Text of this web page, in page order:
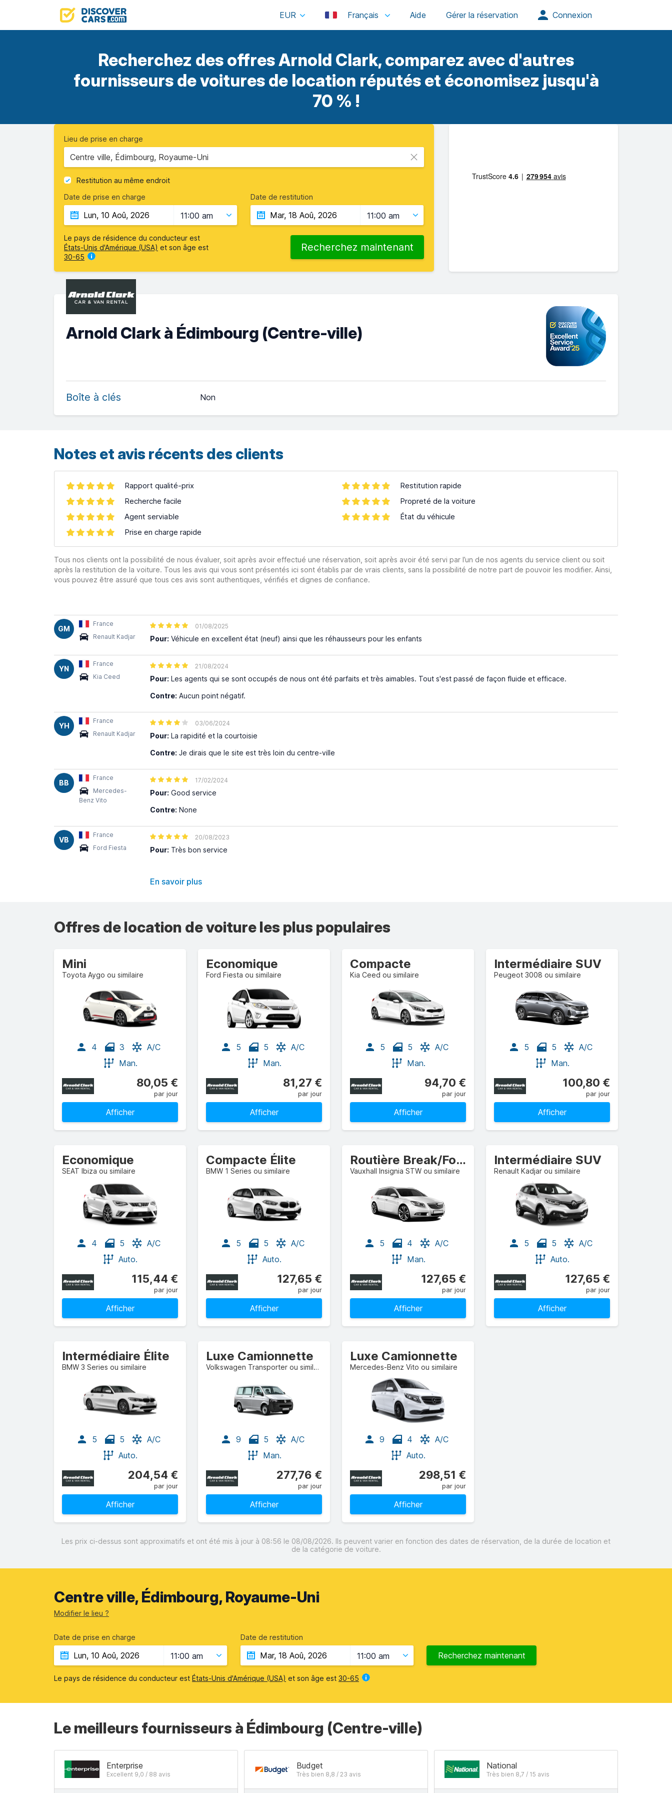
EUR Français
Recherchez des offres Arnold Clark, comparez avec d'autres
fournisseurs de voitures de location réputés et économisez jusqu'à
70 % !
Lieu de prise en charge
Centre ville, Édimbourg, Royaume-Uni
Restitution au même endroit
Date de prise en charge
11:00 am
Date de restitution
11:00 am
Le pays de résidence du conducteur est
États-Unis d'Amérique (USA) et son âge est
30-65
Recherchez maintenant
Arnold Clark à Édimbourg (Сentre-ville)
Boîte à clés Non
Notes et avis récents des clients
Rapport qualité-prix
Recherche facile
Agent serviable
Prise en charge rapide
Restitution rapide
Propreté de la voiture
État du véhicule
Tous nos clients ont la possibilité de nous évaluer, soit après avoir effectué une réservation, soit après avoir été servi par l’un de nos agents du service client ou soit
après la restitution de la voiture. Tous les avis qui vous sont présentés ici sont établis par de vrais clients, sans la possibilité de notre part de pouvoir les modifier. Ainsi,
vous pouvez être assuré que tous ces avis sont authentiques, vérifiés et dignes de confiance.
GM
France
Renault Kadjar
01/08/2025
Pour: Véhicule en excellent état (neuf) ainsi que les réhausseurs pour les enfants
YN
France
Kia Ceed
21/08/2024
Pour: Les agents qui se sont occupés de nous ont été parfaits et très aimables. Tout s'est passé de façon fluide et efficace.
Contre: Aucun point négatif.
YH
France
Renault Kadjar
03/06/2024
Pour: La rapidité et la courtoisie
Contre: Je dirais que le site est très loin du centre-ville
BB
France
Mercedes-
Benz Vito
17/02/2024
Pour: Good service
Contre: None
VB
France
Ford Fiesta
20/08/2023
Pour: Très bon service
En savoir plus
Offres de location de voiture les plus populaires
Mini
Toyota Aygo ou similaire
4 3
A/C
Man.
80,05 €
par jour
Afficher
Economique
Ford Fiesta ou similaire
5 5
A/C
Man.
81,27 €
par jour
Afficher
Compacte
Kia Ceed ou similaire
5 5
A/C
Man.
94,70 €
par jour
Afficher
Intermédiaire SUV
Peugeot 3008 ou similaire
5 5
A/C
Man.
100,80 €
par jour
Afficher
Economique
SEAT Ibiza ou similaire
4 5
A/C
Auto.
115,44 €
par jour
Afficher
Compacte Élite
BMW 1 Series ou similaire
5 5
A/C
Auto.
127,65 €
par jour
Afficher
Routière Break/Fourgon
Vauxhall Insignia STW ou similaire
5 4
A/C
Man.
127,65 €
par jour
Afficher
Intermédiaire SUV
Renault Kadjar ou similaire
5 5
A/C
Auto.
127,65 €
par jour
Afficher
Intermédiaire Élite
BMW 3 Series ou similaire
5 5
A/C
Auto.
204,54 €
par jour
Afficher
Luxe Camionnette
Volkswagen Transporter ou similaire
9 5
A/C
Man.
277,76 €
par jour
Afficher
Luxe Camionnette
Mercedes-Benz Vito ou similaire
9 4
A/C
Auto.
298,51 €
par jour
Afficher
Les prix ci-dessus sont approximatifs et ont été mis à jour à 08:56 le 08/08/2026. Ils peuvent varier en fonction des dates de réservation, de la durée de location et
de la catégorie de voiture.
Centre ville, Édimbourg, Royaume-Uni
Modifier le lieu ?
Date de prise en charge
11:00 am
Date de restitution
11:00 am Recherchez maintenant
Le pays de résidence du conducteur est États-Unis d'Amérique (USA) et son âge est 30-65
Le meilleurs fournisseurs à Édimbourg (Сentre-ville)
Enterprise
Excellent 9,0 / 88 avis
Budget
Très bien 8,8 / 23 avis
National
Très bien 8,7 / 15 avis